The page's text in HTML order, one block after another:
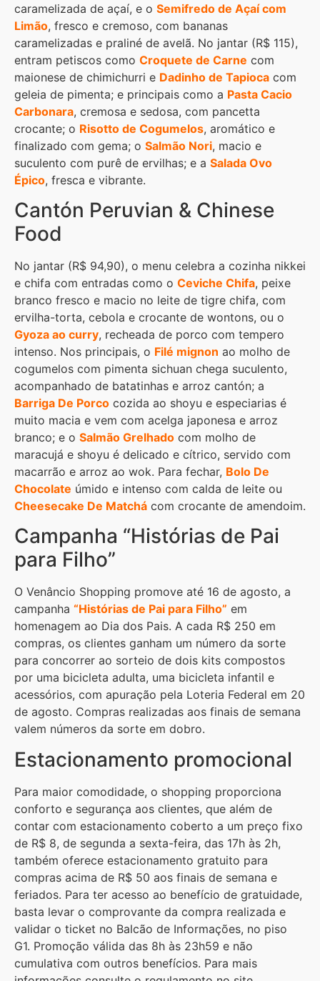
caramelizada de açaí, e o Semifredo de Açaí com
Limão, fresco e cremoso, com bananas
caramelizadas e praliné de avelã. No jantar (R$ 115),
entram petiscos como Croquete de Carne com
maionese de chimichurri e Dadinho de Tapioca com
geleia de pimenta; e principais como a Pasta Cacio
Carbonara, cremosa e sedosa, com pancetta
crocante; o Risotto de Cogumelos, aromático e
finalizado com gema; o Salmão Nori, macio e
suculento com purê de ervilhas; e a Salada Ovo
Épico, fresca e vibrante.
Cantón Peruvian & Chinese
Food
No jantar (R$ 94,90), o menu celebra a cozinha nikkei
e chifa com entradas como o Ceviche Chifa, peixe
branco fresco e macio no leite de tigre chifa, com
ervilha-torta, cebola e crocante de wontons, ou o
Gyoza ao curry, recheada de porco com tempero
intenso. Nos principais, o Filé mignon ao molho de
cogumelos com pimenta sichuan chega suculento,
acompanhado de batatinhas e arroz cantón; a
Barriga De Porco cozida ao shoyu e especiarias é
muito macia e vem com acelga japonesa e arroz
branco; e o Salmão Grelhado com molho de
maracujá e shoyu é delicado e cítrico, servido com
macarrão e arroz ao wok. Para fechar, Bolo De
Chocolate úmido e intenso com calda de leite ou
Cheesecake De Matchá com crocante de amendoim.
Campanha “Histórias de Pai
para Filho”
O Venâncio Shopping promove até 16 de agosto, a
campanha “Histórias de Pai para Filho” em
homenagem ao Dia dos Pais. A cada R$ 250 em
compras, os clientes ganham um número da sorte
para concorrer ao sorteio de dois kits compostos
por uma bicicleta adulta, uma bicicleta infantil e
acessórios, com apuração pela Loteria Federal em 20
de agosto. Compras realizadas aos finais de semana
valem números da sorte em dobro.
Estacionamento promocional
Para maior comodidade, o shopping proporciona
conforto e segurança aos clientes, que além de
contar com estacionamento coberto a um preço fixo
de R$ 8, de segunda a sexta-feira, das 17h às 2h,
também oferece estacionamento gratuito para
compras acima de R$ 50 aos finais de semana e
feriados. Para ter acesso ao benefício de gratuidade,
basta levar o comprovante da compra realizada e
validar o ticket no Balcão de Informações, no piso
G1. Promoção válida das 8h às 23h59 e não
cumulativa com outros benefícios. Para mais